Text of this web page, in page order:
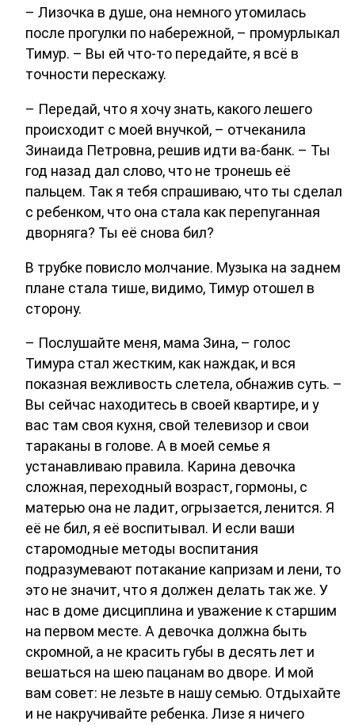
– Лизочка в душе, она немного утомилась
после прогулки по набережной, – промурлыкал
Тимур. – Вы ей что-то передайте, я всё в
точности перескажу.
– Передай, что я хочу знать, какого лешего
происходит с моей внучкой, – отчеканила
Зинаида Петровна, решив идти ва-банк. – Ты
год назад дал слово, что не тронешь её
пальцем. Так я тебя спрашиваю, что ты сделал
с ребенком, что она стала как перепуганная
дворняга? Ты её снова бил?
В трубке повисло молчание. Музыка на заднем
плане стала тише, видимо, Тимур отошел в
сторону.
– Послушайте меня, мама Зина, – голос
Тимура стал жестким, как наждак, и вся
показная вежливость слетела, обнажив суть. –
Вы сейчас находитесь в своей квартире, и у
вас там своя кухня, свой телевизор и свои
тараканы в голове. А в моей семье я
устанавливаю правила. Карина девочка
сложная, переходный возраст, гормоны, с
матерью она не ладит, огрызается, ленится. Я
её не бил, я её воспитывал. И если ваши
старомодные методы воспитания
подразумевают потакание капризам и лени, то
это не значит, что я должен делать так же. У
нас в доме дисциплина и уважение к старшим
на первом месте. А девочка должна быть
скромной, а не красить губы в десять лет и
вешаться на шею пацанам во дворе. И мой
вам совет: не лезьте в нашу семью. Отдыхайте
и не накручивайте ребенка. Лизе я ничего